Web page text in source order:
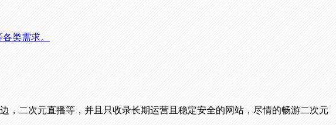
类需求。
，二次元直播等，并且只收录长期运营且稳定安全的网站，尽情的畅游二次元